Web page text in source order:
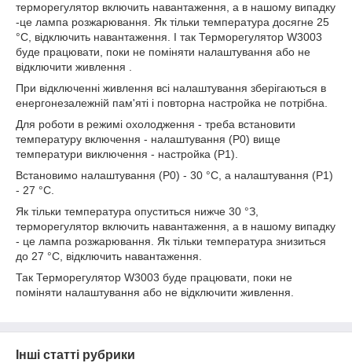
терморегулятор включить навантаження, а в нашому випадку
-це лампа розжарювання. Як тільки температура досягне 25
°С, відключить навантаження. І так Терморегулятор W3003
буде працювати, поки не поміняти налаштування або не
відключити живлення .
При відключенні живлення всі налаштування зберігаються в
енергонезалежній пам'яті і повторна настройка не потрібна.
Для роботи в режимі охолодження - треба встановити
температуру включення - налаштування (Р0) вище
температури виключення - настройка (Р1).
Встановимо налаштування (Р0) - 30 °С, а налаштування (Р1)
- 27 °С.
Як тільки температура опуститься нижче 30 °З,
терморегулятор включить навантаження, а в нашому випадку
- це лампа розжарювання. Як тільки температура знизиться
до 27 °С, відключить навантаження.
Так Терморегулятор W3003 буде працювати, поки не
поміняти налаштування або не відключити живлення.
Інші статті рубрики